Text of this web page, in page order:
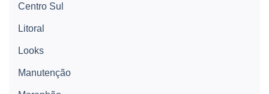
Centro Sul
Litoral
Looks
Manutenção